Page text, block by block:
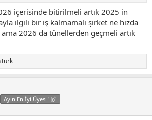
içerisinde bitirilmeli artık 2025 in
ilgili bir iş kalmamalı şirket ne hızda
2026 da tünellerden geçmeli artık
Ayın En İyi Üyesi '🥇'